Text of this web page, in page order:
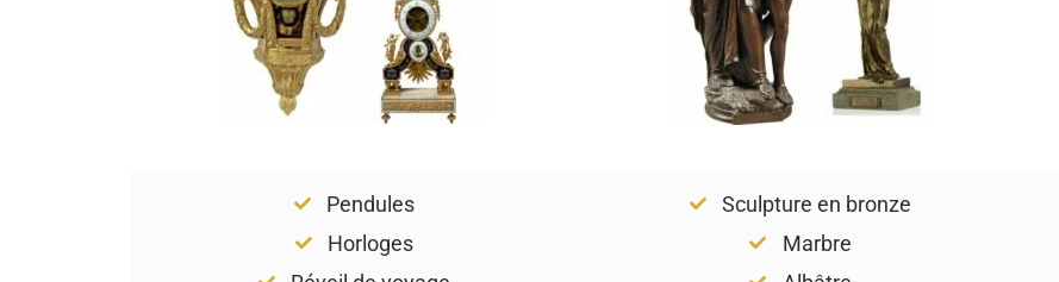
Pendules
Horloges
Sculpture en bronze
Marbre